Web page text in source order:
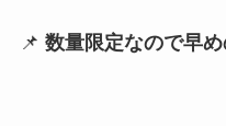
📌 数量限定なので早